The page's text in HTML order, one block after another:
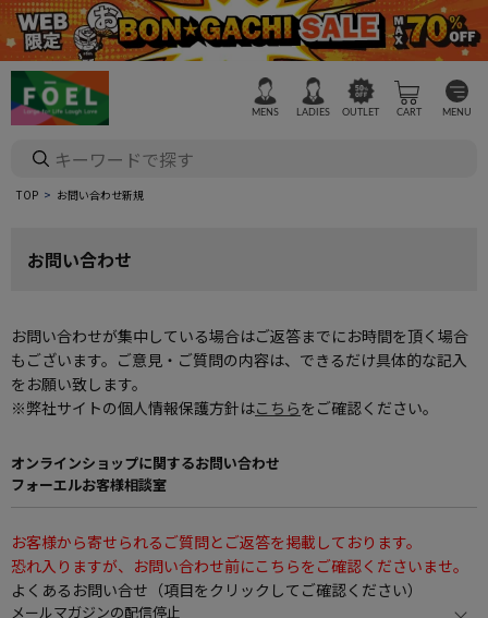
MENS LADIES OUTLET CART MENU
TOP お問い合わせ新規
お問い合わせ
お問い合わせが集中している場合はご返答までにお時間を頂く場合
もございます。ご意見・ご質問の内容は、できるだけ具体的な記入
をお願い致します。
※弊社サイトの個人情報保護方針はこちらをご確認ください。
オンラインショップに関するお問い合わせ
フォーエルお客様相談室
お客様から寄せられるご質問とご返答を掲載しております。
恐れ入りますが、お問い合わせ前にこちらをご確認くださいませ。
よくあるお問い合せ（項目をクリックしてご確認ください）
メールマガジンの配信停止